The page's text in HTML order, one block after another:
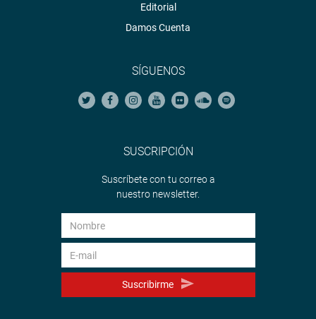
Editorial
Damos Cuenta
SÍGUENOS
SUSCRIPCIÓN
Suscríbete con tu correo a
nuestro newsletter.
Suscribirme